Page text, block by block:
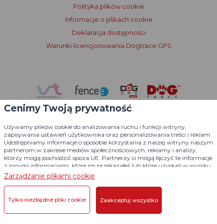
Polityka plików cookie
Informacje o plikach cookie
Deklaracja dostępności
Warunki licencjonowania Dogtrace GPS
KošnarDesign.cz
i system redakcyjny
Cenimy Twoją prywatność
Używamy plików cookie do analizowania ruchu i funkcji witryny,
zapisywania ustawień użytkownika oraz personalizowania treści i reklam.
Udostępniamy informacje o sposobie korzystania z naszej witryny naszym
partnerom w zakresie mediów społecznościowych, reklamy i analizy,
którzy mogą pochodzić spoza UE. Partnerzy ci mogą łączyć te informacje
z innymi informacjami, które im przekazałeś lub które uzyskali w wyniku
korzystania z ich usług. Szczegółowe informacje
Zarządzanie plikami cookie
Tylko niezbędne pliki cookie Zaakceptuj wszystko